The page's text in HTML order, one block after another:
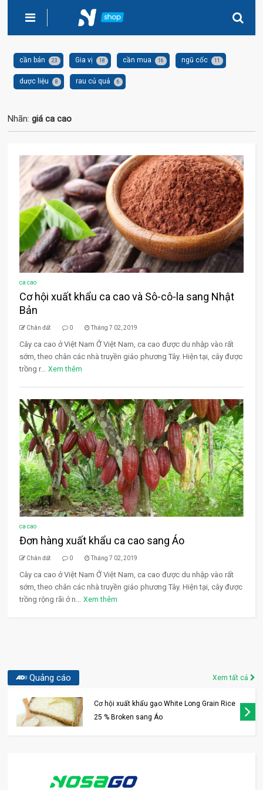
cần bán 23 Gia vị 18 cần mua 16 ngũ cốc 11
dược liệu 8 rau củ quả 6
Nhãn:giá ca cao
ca cao
Cơ hội xuất khẩu ca cao và Sô-cô-la sang Nhật
Bản
Chân đất 0 Tháng 7 02, 2019
Cây ca cao ở Việt Nam Ở Việt Nam, ca cao được du nhập vào rất
sớm, theo chân các nhà truyền giáo phương Tây. Hiện tại, cây được
trồng r... Xem thêm
ca cao
Đơn hàng xuất khẩu ca cao sang Áo
Chân đất 0 Tháng 7 02, 2019
Cây ca cao ở Việt Nam Ở Việt Nam, ca cao được du nhập vào rất
sớm, theo chân các nhà truyền giáo phương Tây. Hiện tại, cây được
trồng rộng rãi ở n... Xem thêm
Quảng cáo Xem tất cả
Cơ hội xuất khẩu gạo White Long Grain Rice
25 % Broken sang Áo